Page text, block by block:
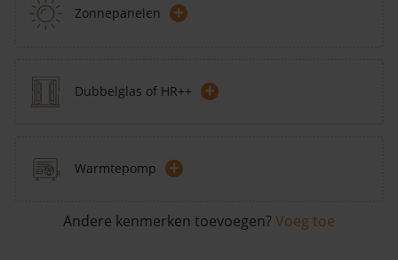
Zonnepanelen +
Dubbelglas of HR++ +
Warmtepomp +
Andere kenmerken toevoegen? Voeg toe